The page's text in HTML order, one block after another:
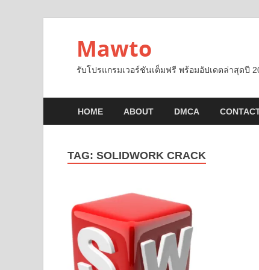
Mawto
รับโปรแกรมเวอร์ชันเต็มฟรี พร้อมอัปเดตล่าสุดปี
HOME ABOUT DMCA
TAG: SOLIDWORK CRACK